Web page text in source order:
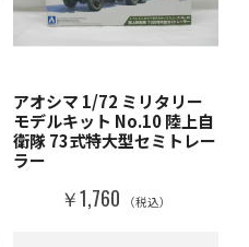
アオシマ 1/72 ミリタリー
モデルキット No.10 陸上自
衛隊 73式特大型セミトレー
ラー
￥1,760 （税込）